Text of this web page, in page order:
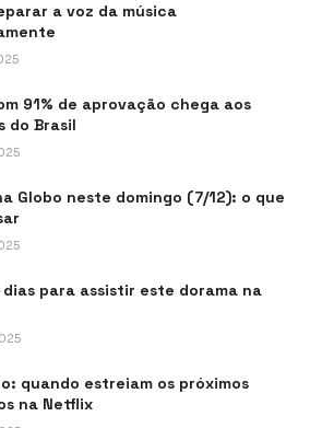
a voz da música
91% de aprovação chega aos
do Brasil
Globo neste domingo (7/12): o que
dias para assistir este dorama na
quando estreiam os próximos
na Netflix